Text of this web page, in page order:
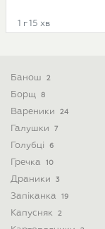
1 г 15 хв
Банош 2
Борщ 8
Вареники 24
Галушки 7
Голубці 6
Гречка 10
Драники 3
Запіканка 19
Капусняк 2